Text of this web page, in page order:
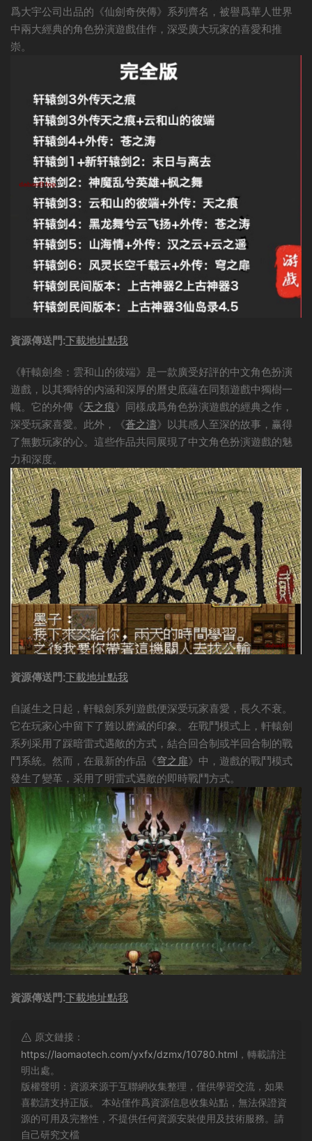
爲大宇公司出品的《仙劍奇俠傳》系列齊名，被譽爲華人世界
中兩大經典的角色扮演遊戲佳作，深受廣大玩家的喜愛和推
崇。
資源傳送門:下載地址點我
《軒轅劍叁：雲和山的彼端》是一款廣受好評的中文角色扮演
遊戲，以其獨特的内涵和深厚的曆史底蘊在同類遊戲中獨樹一
幟。它的外傳《天之痕》同樣成爲角色扮演遊戲的經典之作，
深受玩家喜愛。此外，《蒼之濤》以其感人至深的故事，赢得
了無數玩家的心。這些作品共同展現了中文角色扮演遊戲的魅
力和深度。
資源傳送門:下載地址點我
自誕生之日起，軒轅劍系列遊戲便深受玩家喜愛，長久不衰。
它在玩家心中留下了難以磨滅的印象。在戰鬥模式上，軒轅劍
系列采用了踩暗雷式遇敵的方式，結合回合制或半回合制的戰
鬥系統。然而，在最新的作品《穹之扉》中，遊戲的戰鬥模式
發生了變革，采用了明雷式遇敵的即時戰鬥方式。
資源傳送門:下載地址點我
原文鏈接：
https://laomaotech.com/yxfx/dzmx/10780.html ，轉載請注
明出處。
版權聲明：資源來源于互聯網收集整理，僅供學習交流，如果
喜歡請支持正版。 本站僅作爲資源信息收集站點，無法保證資
源的可用及完整性，不提供任何資源安裝使用及技術服務。請
自己研究文檔